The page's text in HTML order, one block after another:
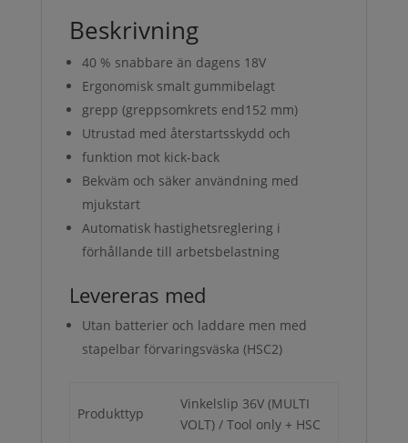
Beskrivning
40 % snabbare än dagens 18V
Ergonomisk smalt gummibelagt
grepp (greppsomkrets end152 mm)
Utrustad med återstartsskydd och
funktion mot kick-back
Bekväm och säker användning med
mjukstart
Automatisk hastighetsreglering i
förhållande till arbetsbelastning
Levereras med
Utan batterier och laddare men med
stapelbar förvaringsväska (HSC2)
Produkttyp
Vinkelslip 36V (MULTI
VOLT) / Tool only + HSC